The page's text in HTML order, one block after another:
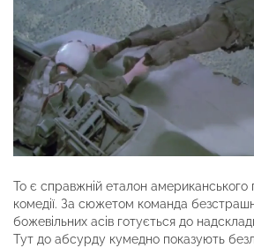
То є справжній еталон американського
комедії. За сюжетом команда
божевільних асів готується до
Тут до абсурду кумедно показують